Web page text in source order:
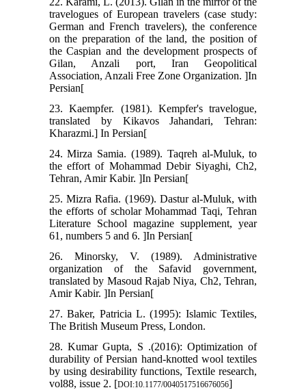
travelogues of European travelers (case study:
German and French travelers), the conference
on the preparation of the land, the position of
the Caspian and the development prospects of
Gilan, Anzali port, Iran Geopolitical
Association, Anzali Free Zone Organization. ]In
Persian[
23. Kaempfer. (1981). Kempfer's travelogue,
translated by Kikavos Jahandari, Tehran:
Kharazmi.] In Persian[
24. Mirza Samia. (1989). Taqreh al-Muluk, to
the effort of Mohammad Debir Siyaghi, Ch2,
Tehran, Amir Kabir. ]In Persian[
25. Mizra Rafia. (1969). Dastur al-Muluk, with
the efforts of scholar Mohammad Taqi, Tehran
Literature School magazine supplement, year
61, numbers 5 and 6. ]In Persian[
26. Minorsky, V. (1989). Administrative
organization of the Safavid government,
translated by Masoud Rajab Niya, Ch2, Tehran,
Amir Kabir. ]In Persian[
27. Baker, Patricia L. (1995): Islamic Textiles,
The British Museum Press, London.
28. Kumar Gupta, S .(2016): Optimization of
durability of Persian hand-knotted wool textiles
by using desirability functions, Textile research,
vol88, issue 2. [DOI:10.1177/0040517516676056]